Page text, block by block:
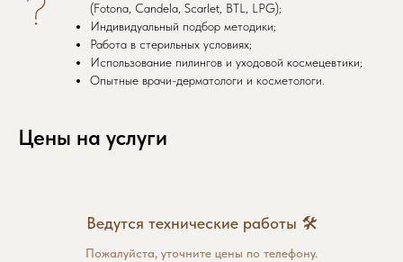
(Fotona, Candela, Scarlet, BTL, LPG);
Индивидуальный подбор методики;
Работа в стерильных условиях;
Использование пилингов и уходовой космецевтики;
Опытные врачи-дерматологи и косметологи.
Цены на услуги
Ведутся технические работы 🛠
Пожалуйста, уточните цены по телефону.